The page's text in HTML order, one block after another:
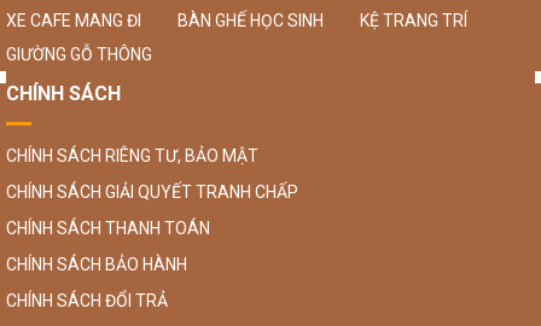
XE CAFE MANG ĐI
BÀN GHẾ HỌC SINH
KỆ TRANG TRÍ
GIƯỜNG GỖ THÔNG
CHÍNH SÁCH
CHÍNH SÁCH RIÊNG TƯ, BẢO MẬT
CHÍNH SÁCH GIẢI QUYẾT TRANH CHẤP
CHÍNH SÁCH THANH TOÁN
CHÍNH SÁCH BẢO HÀNH
CHÍNH SÁCH ĐỔI TRẢ